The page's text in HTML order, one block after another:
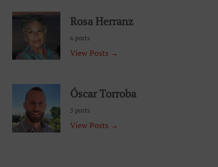
Rosa Herranz
6 posts
View Posts →
Óscar Torroba
5 posts
View Posts →